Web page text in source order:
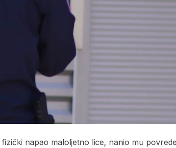
napao maloljetno lice, nanio mu